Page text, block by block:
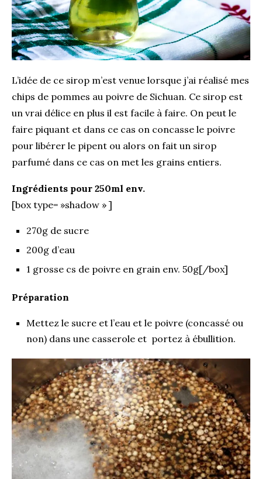
L’idée de ce sirop m’est venue lorsque j’ai réalisé mes
chips de pommes au poivre de Sichuan. Ce sirop est
un vrai délice en plus il est facile à faire. On peut le
faire piquant et dans ce cas on concasse le poivre
pour libérer le pipent ou alors on fait un sirop
parfumé dans ce cas on met les grains entiers.
Ingrédients pour 250ml env.
[box type= »shadow » ]
270g de sucre
200g d’eau
1 grosse cs de poivre en grain env. 50g[/box]
Préparation
Mettez le sucre et l’eau et le poivre (concassé ou
non) dans une casserole et portez à ébullition.